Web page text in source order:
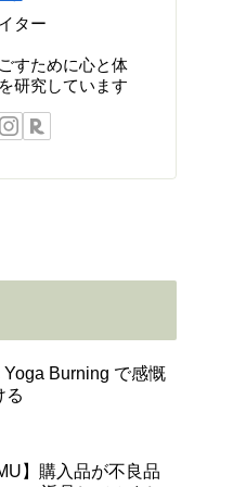
ター
すために心と体
研究しています
Yoga Burning で感慨
る
】購入品が不良品